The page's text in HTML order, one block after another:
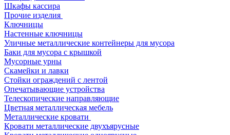
Шкафы кассира
Прочие изделия
Ключницы
Настенные ключницы
Уличные металлические контейнеры для мусора
Баки для мусора с крышкой
Мусорные урны
Скамейки и лавки
Стойки ограждений с лентой
Опечатывающие устройства
Телескопические направляющие
Цветная металлическая мебель
Металлические кровати
Кровати металлические двухъярусные